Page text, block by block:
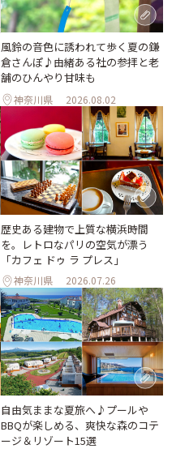
風鈴の音色に誘われて歩く夏の鎌
倉さんぽ♪由緒ある社の参拝と老
舗のひんやり甘味も
神奈川県 2026.08.02
歴史ある建物で上質な横浜時間
を。レトロなパリの空気が漂う
「カフェ ドゥ ラ プレス」
神奈川県 2026.07.26
自由気ままな夏旅へ♪プールや
BBQが楽しめる、爽快な森のコテ
ージ＆リゾート15選